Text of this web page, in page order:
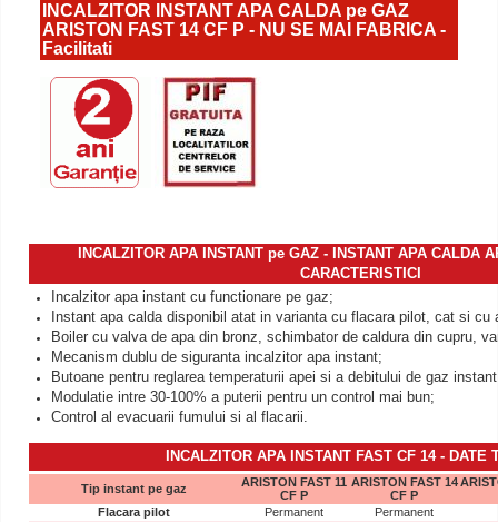
INCALZITOR INSTANT APA CALDA pe GAZ
ARISTON FAST 14 CF P - NU SE MAI FABRICA -
Facilitati
INCALZITOR APA INSTANT pe GAZ - INSTANT APA CALDA
CARACTERISTICI
Incalzitor apa instant cu functionare pe gaz;
Instant apa calda disponibil atat in varianta cu flacara pilot, cat si cu
Boiler cu valva de apa din bronz, schimbator de caldura din cupru,
Mecanism dublu de siguranta incalzitor apa instant;
Butoane pentru reglarea temperaturii apei si a debitului de gaz
Modulatie intre 30-100% a puterii pentru un control mai bun;
Control al evacuarii fumului si al flacarii.
INCALZITOR APA INSTANT FAST CF 14- DATE
Tip instant pe gaz
ARISTON FAST 11
CF P
ARISTON FAST 14
CF P
Flacara pilot Permanent
Permanent